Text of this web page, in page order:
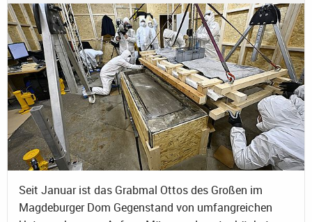
Seit Januar ist das Grabmal Ottos des Großen im
Magdeburger Dom Gegenstand von umfangreichen